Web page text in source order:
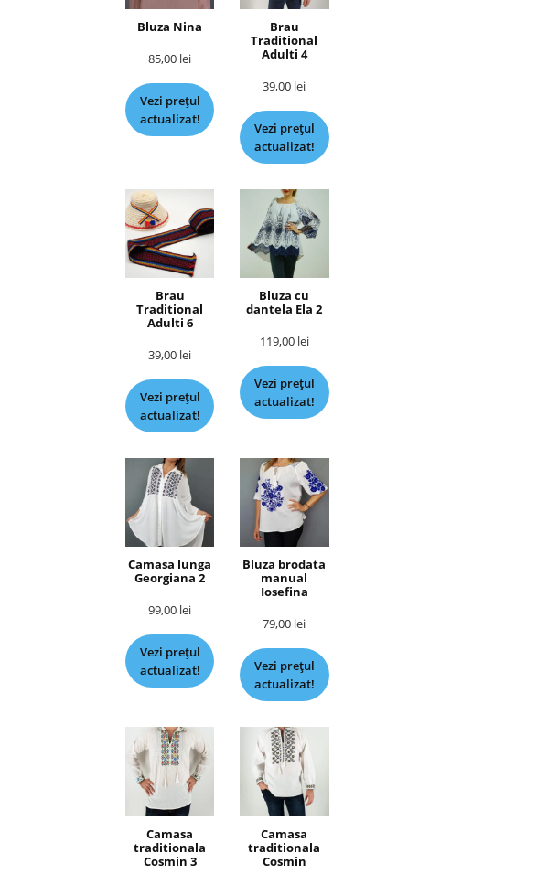
Bluza Nina
85,00 lei
Vezi prețul
actualizat!
Brau
Traditional
Adulti 4
39,00 lei
Vezi prețul
actualizat!
Brau
Traditional
Adulti 6
39,00 lei
Vezi prețul
actualizat!
Bluza cu
dantela Ela 2
119,00 lei
Vezi prețul
actualizat!
Camasa lunga
Georgiana 2
99,00 lei
Vezi prețul
actualizat!
Bluza brodata
manual
Iosefina
79,00 lei
Vezi prețul
actualizat!
Camasa
traditionala
Cosmin 3
Camasa
traditionala
Cosmin